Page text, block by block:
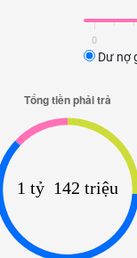
0
Dư nợ